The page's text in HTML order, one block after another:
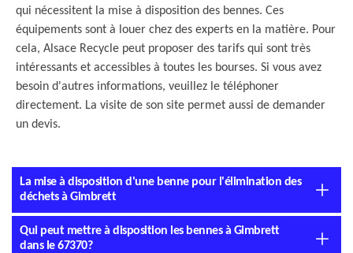
qui nécessitent la mise à disposition des bennes. Ces
équipements sont à louer chez des experts en la matière. Pour
cela, Alsace Recycle peut proposer des tarifs qui sont très
intéressants et accessibles à toutes les bourses. Si vous avez
besoin d'autres informations, veuillez le téléphoner
directement. La visite de son site permet aussi de demander
un devis.
La mise à disposition d'une benne pour l'élimination des
déchets à Gimbrett
Qui peut mettre à disposition les bennes à Gimbrett
dans le 67370?